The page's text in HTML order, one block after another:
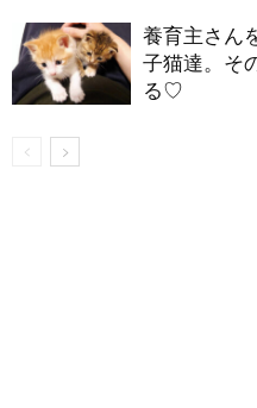
養育主さん
子猫達。そ
る♡